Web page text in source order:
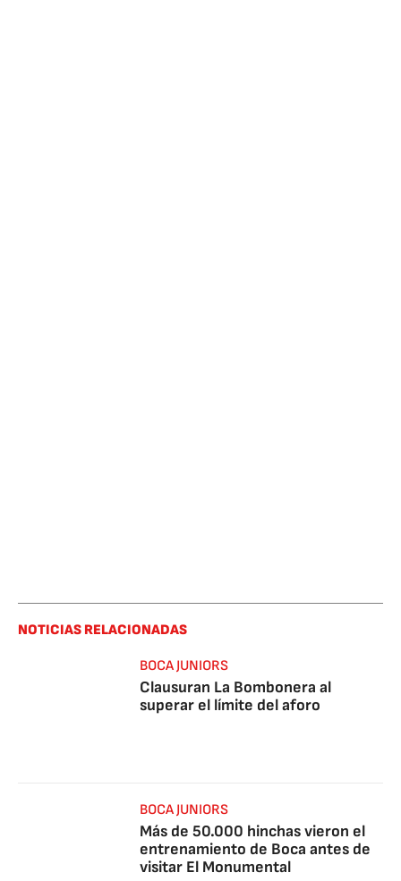
NOTICIAS RELACIONADAS
BOCA JUNIORS
Clausuran La Bombonera al
superar el límite del aforo
BOCA JUNIORS
Más de 50.000 hinchas vieron el
entrenamiento de Boca antes de
visitar El Monumental